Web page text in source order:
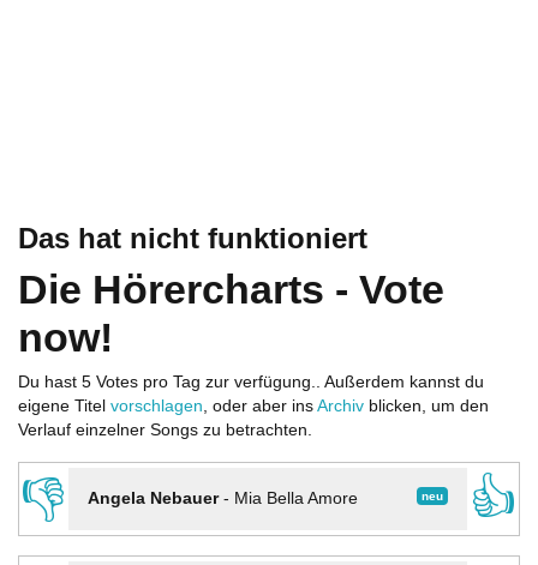
Das hat nicht funktioniert
Die Hörercharts - Vote
now!
Du hast 5 Votes pro Tag zur verfügung.. Außerdem kannst du
eigene Titel vorschlagen, oder aber ins Archiv blicken, um den
Verlauf einzelner Songs zu betrachten.
👎 neu
Angela Nebauer- Mia Bella Amore
👍